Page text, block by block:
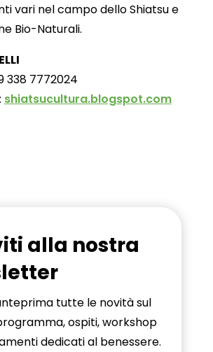
vari nel campo dello Shiatsu e
Bio-Naturali.
338 7772024
shiatsucultura.blogspot.com
alla nostra
tutte le novità sul
ospiti, workshop
dedicati al benessere.